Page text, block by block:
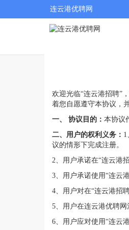
连云港优聘网
欢迎光临“连云港招聘”
着您自愿遵守本协议，
一、 协议目的： 本协议
二、用户的权利义务： 1
议的情形下完成注册。
2、用户承诺在“连云港
3、用户承诺使用“连云
4、用户对在“连云港招
5、用户在连云港优聘
6、用户应对使用“连云